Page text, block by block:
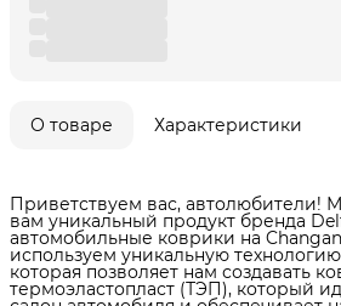
О товаре Характеристики
Приветствуем вас, автолюбители!
вам уникальный продукт бренда
автомобильные коврики на
используем уникальную
которая позволяет нам создавать
термоэластопласт (ТЭП), который